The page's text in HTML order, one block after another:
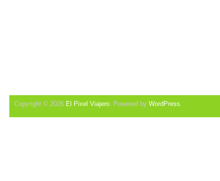
Copyright © 2026 El Pixel Viajero. Powered by WordPress.